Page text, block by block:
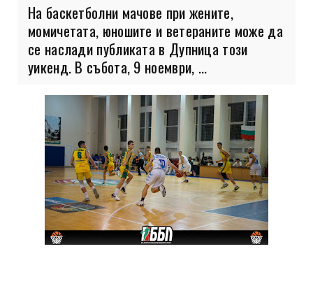
На баскетболни мачове при жените,
момичетата, юношите и ветераните може да
се наслади публиката в Дупница този
уикенд. В събота, 9 ноември, ...